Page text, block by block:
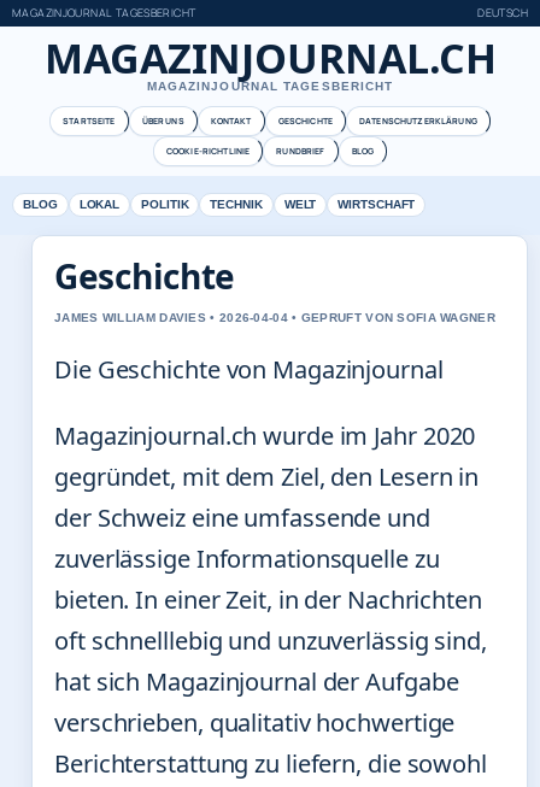
MAGAZINJOURNAL TAGESBERICHT DEUTSCH
MAGAZINJOURNAL.CH
MAGAZINJOURNAL TAGESBERICHT
STARTSEITE ÜBER UNS KONTAKT GESCHICHTE DATENSCHUTZERKLÄRUNG
COOKIE-RICHTLINIE RUNDBRIEF BLOG
BLOG LOKAL POLITIK TECHNIK WELT WIRTSCHAFT
Geschichte
JAMES WILLIAM DAVIES • 2026-04-04 • GEPRUFT VON SOFIA WAGNER
Die Geschichte von Magazinjournal
Magazinjournal.ch wurde im Jahr 2020
gegründet, mit dem Ziel, den Lesern in
der Schweiz eine umfassende und
zuverlässige Informationsquelle zu
bieten. In einer Zeit, in der Nachrichten
oft schnelllebig und unzuverlässig sind,
hat sich Magazinjournal der Aufgabe
verschrieben, qualitativ hochwertige
Berichterstattung zu liefern, die sowohl